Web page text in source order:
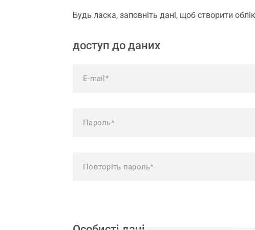
Будь ласка, заповніть дані, щоб створити
доступ до даних